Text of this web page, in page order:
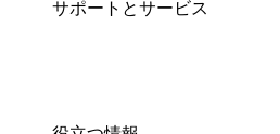
サポートとサービス